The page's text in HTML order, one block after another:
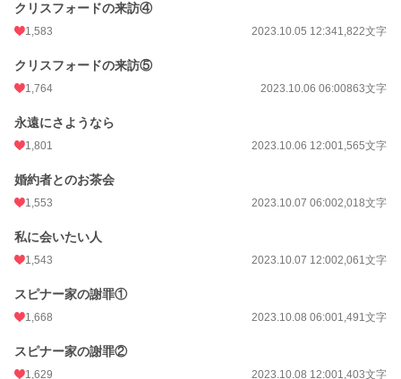
クリスフォードの来訪④
1,583 2023.10.05 12:341,822文字
クリスフォードの来訪⑤
1,764 2023.10.06 06:00863文字
永遠にさようなら
1,801 2023.10.06 12:001,565文字
婚約者とのお茶会
1,553 2023.10.07 06:002,018文字
私に会いたい人
1,543 2023.10.07 12:002,061文字
スピナー家の謝罪①
1,668 2023.10.08 06:001,491文字
スピナー家の謝罪②
1,629 2023.10.08 12:001,403文字